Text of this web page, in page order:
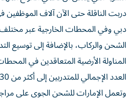
دربت الناقلة حتى الآن آلاف
دبي وفي المحطات الخارجية عبر
الشحن والركاب، بالإضافة إلى توسيع
المناولة الأرضية المتعاقدين في
العدد الإجمالي للمتدربين إلى أكثر من 30 ألف شخص.
وتعمل الإمارات للشحن الجوي على